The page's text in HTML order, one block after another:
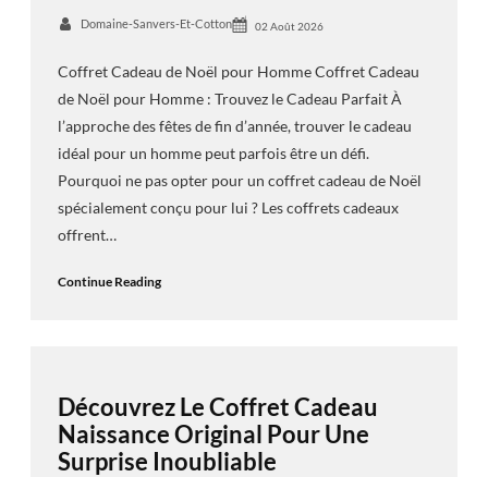
Domaine-Sanvers-Et-Cotton 02 Août 2026
Coffret Cadeau de Noël pour Homme Coffret Cadeau
de Noël pour Homme : Trouvez le Cadeau Parfait À
l’approche des fêtes de fin d’année, trouver le cadeau
idéal pour un homme peut parfois être un défi.
Pourquoi ne pas opter pour un coffret cadeau de Noël
spécialement conçu pour lui ? Les coffrets cadeaux
offrent…
Continue Reading
Découvrez Le Coffret Cadeau
Naissance Original Pour Une
Surprise Inoubliable